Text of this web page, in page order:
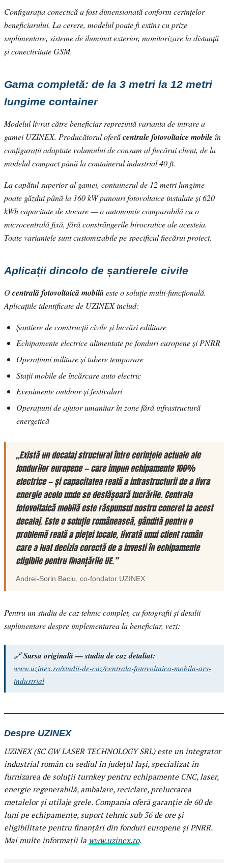
Configurația conectică a fost dimensionată conform cerințelor
beneficiarului. La cerere, modelul poate fi extins cu prize
suplimentare, sisteme de iluminat exterior, monitorizare la distanță
și conectivitate GSM.
Gama completă: de la 3 metri la 12 metri
lungime container
Modelul livrat către beneficiar reprezintă varianta de intrare a
gamei UZINEX. Producătorul oferăcentrale fotovoltaice mobileîn
configurații adaptate volumului de consum al fiecărui client, de la
modelul compact până la containerul industrial 40 ft.
La capătul superior al gamei, containerul de 12 metri lungime
poate găzdui până la 160 kW panouri fotovoltaice instalate și 620
kWh capacitate de stocare — o autonomie comparabilă cu o
microcentrală fixă, fără constrângerile birocratice ale acesteia.
Toate variantele sunt customizabile pe specificul fiecărui proiect.
Aplicații dincolo de șantierele civile
Ocentrală fotovoltaică mobilăeste o soluție multi-funcțională.
Aplicațiile identificate de UZINEX includ:
Șantiere de construcții civile și lucrări edilitare
Echipamente electrice alimentate pe fonduri europene și PNRR
Operațiuni militare și tabere temporare
Stații mobile de încărcare auto electric
Evenimente outdoor și festivaluri
Operațiuni de ajutor umanitar în zone fără infrastructură
energetică
„Există un decalaj structural între cerințele actuale ale
fondurilor europene — care impun echipamente 100%
electrice — și capacitatea reală a infrastructurii de a livra
energie acolo unde se desfășoară lucrările. Centrala
fotovoltaică mobilă este răspunsul nostru concret la acest
decalaj. Este o soluție românească, gândită pentru o
problemă reală a pieței locale, livrată unui client român
care a luat decizia corectă de a investi în echipamente
eligibile pentru finanțările UE.”
Andrei-Sorin Baciu, co-fondator UZINEX
Pentru un studiu de caz tehnic complet, cu fotografii și detalii
suplimentare despre implementarea la beneficiar, vezi:
🔗Sursa originală — studiu de caz detaliat:
www.uzinex.ro/studii-de-caz/centrala-fotovoltaica-mobila-ars-
industrial
Despre UZINEX
UZINEX (SC GW LASER TECHNOLOGY SRL) este un integrator
industrial român cu sediul în județul Iași, specializat în
furnizarea de soluții turnkey pentru echipamente CNC, laser,
energie regenerabilă, ambalare, reciclare, prelucrarea
metalelor și utilaje grele. Compania oferă garanție de 60 de
luni pe echipamente, suport tehnic sub 36 de ore și
eligibilitate pentru finanțări din fonduri europene și PNRR.
Mai multe informații la www.uzinex.ro.